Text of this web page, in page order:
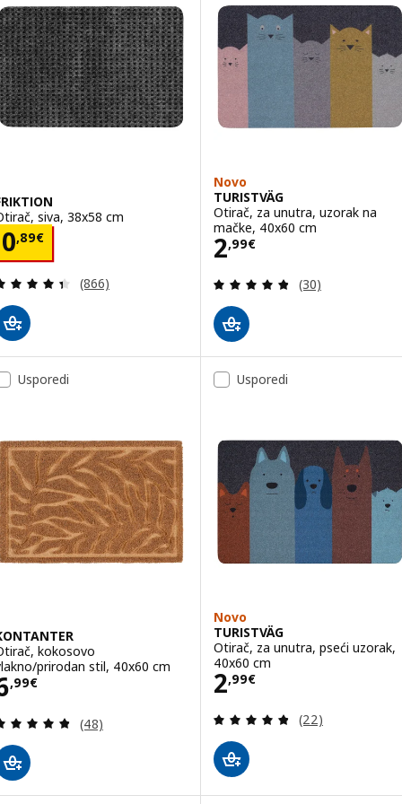
siva, 38x58 cm
0,89€ 0,89€
Revizija: 4.4 od 5 zvjezdica. Ukupno recenzija:
(866)
Novo
TURISTVÄG
Otirač, za unutra, uzorak na
mačke, 40x60 cm
2,99€
Cijena 2,99€
Revizija: 4.8
(30)
Usporedi
kokosovo
prirodan stil, 40x60 cm
,99€ 6,99€
Revizija: 4.8 od 5 zvjezdica. Ukupno recenzija:
(48)
Usporedi
Novo
TURISTVÄG
Otirač, za unutra, pseći uzorak,
40x60 cm
2,99€
Cijena 2,99€
Revizija: 4.8
(22)